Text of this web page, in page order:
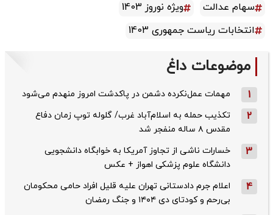
سهام عدالت
ویژه نوروز 1403
انتخابات ریاست جمهوری 1403
موضوعات داغ
1 مهمات عمل‌نکرده دشمن در پاکدشت امروز منهدم می‌شود
2
تکذیب حمله به اسلام‌آباد غرب/ گلوله توپ زمان دفاع
مقدس ۸ ساله منفجر شد
3
خسارات ناشی از تجاوز آمریکا به خوابگاه دانشجویی
دانشگاه علوم پزشکی اهواز + عکس
4
اعلام جرم دادستانی تهران علیه قلیل افراد حامی محکومان
بی‌رحم و کودتای دی‌ ۱۴۰۴ و جنگ رمضان